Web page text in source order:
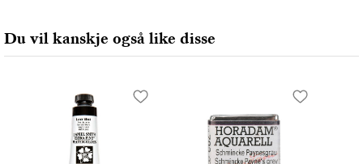
1160 Köpenhamn K, Denmark
city@stelling.dk
Produsent
Daniel Smith
Daniel Smith Inc
Du vil kanskje også like disse